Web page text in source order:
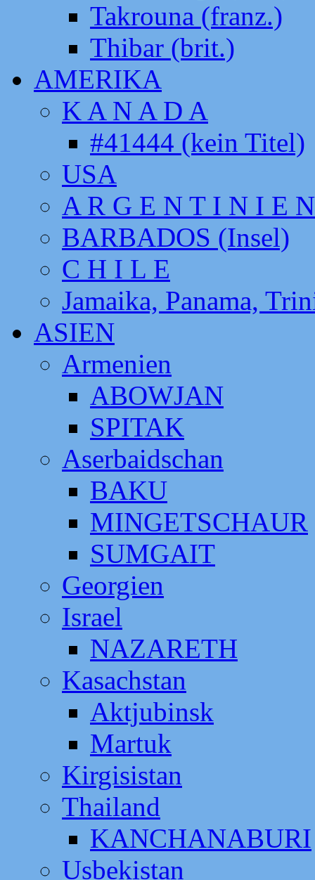
Takrouna (franz.)
Thibar (brit.)
AMERIKA
K A N A D A
#41444 (kein Titel)
USA
A R G E N T I N I E N
BARBADOS (Insel)
C H I L E
Jamaika, Panama,
ASIEN
Armenien
ABOWJAN
SPITAK
Aserbaidschan
BAKU
MINGETSCHAUR
SUMGAIT
Georgien
Israel
NAZARETH
Kasachstan
Aktjubinsk
Martuk
Kirgisistan
Thailand
KANCHANABURI
Usbekistan